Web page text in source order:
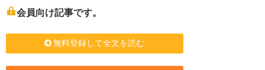
会員向け記事です。
無料登録して全文を読む